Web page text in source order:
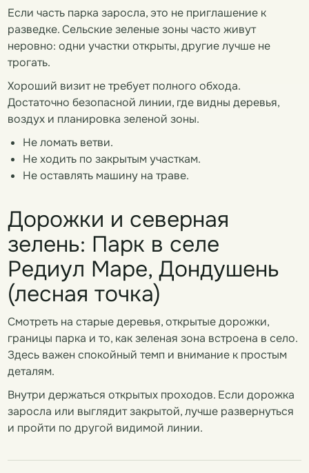
Если часть парка заросла, это не приглашение к
разведке. Сельские зеленые зоны часто живут
неровно: одни участки открыты, другие лучше не
трогать.
Хороший визит не требует полного обхода.
Достаточно безопасной линии, где видны деревья,
воздух и планировка зеленой зоны.
Не ломать ветви.
Не ходить по закрытым участкам.
Не оставлять машину на траве.
Дорожки и северная
зелень: Парк в селе
Редиул Маре, Дондушень
(лесная точка)
Смотреть на старые деревья, открытые дорожки,
границы парка и то, как зеленая зона встроена в село.
Здесь важен спокойный темп и внимание к простым
деталям.
Внутри держаться открытых проходов. Если дорожка
заросла или выглядит закрытой, лучше развернуться
и пройти по другой видимой линии.